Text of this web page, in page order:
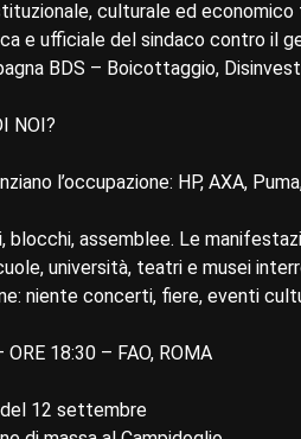
culturale ed
e ufficiale del sindaco contro il
BDS – Boicottaggio,
NOI?
l’occupazione: HP, AXA,
assemblee. Le
università, teatri e musei
niente concerti, fiere, eventi
ORE 18:30 – FAO, ROMA
12 settembre